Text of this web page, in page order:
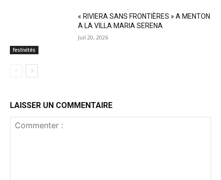
festivités
« RIVIERA SANS FRONTIÈRES » A MENTON
A LA VILLA MARIA SERENA
Juil 20, 2026
LAISSER UN COMMENTAIRE